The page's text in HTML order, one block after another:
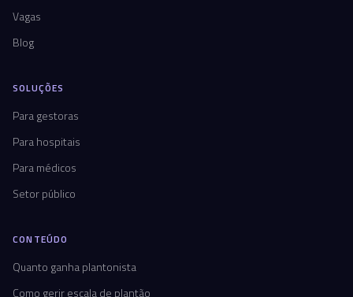
Vagas
Blog
SOLUÇÕES
Para gestoras
Para hospitais
Para médicos
Setor público
CONTEÚDO
Quanto ganha plantonista
Como gerir escala de plantão